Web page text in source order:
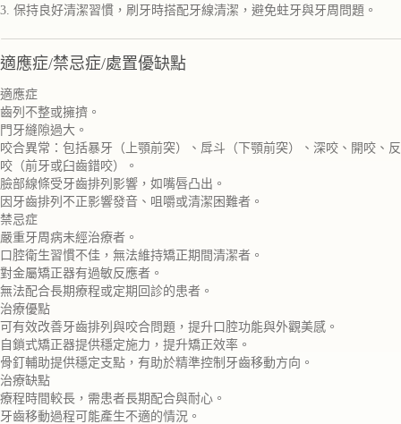
3. 保持良好清潔習慣，刷牙時搭配牙線清潔，避免蛀牙與牙周問題。
適應症/禁忌症/處置優缺點
適應症
齒列不整或擁擠。
門牙縫隙過大。
咬合異常：包括暴牙（上顎前突）、戽斗（下顎前突）、深咬、開咬、反
咬（前牙或臼齒錯咬）。
臉部線條受牙齒排列影響，如嘴唇凸出。
因牙齒排列不正影響發音、咀嚼或清潔困難者。
禁忌症
嚴重牙周病未經治療者。
口腔衛生習慣不佳，無法維持矯正期間清潔者。
對金屬矯正器有過敏反應者。
無法配合長期療程或定期回診的患者。
治療優點
可有效改善牙齒排列與咬合問題，提升口腔功能與外觀美感。
自鎖式矯正器提供穩定施力，提升矯正效率。
骨釘輔助提供穩定支點，有助於精準控制牙齒移動方向。
治療缺點
療程時間較長，需患者長期配合與耐心。
牙齒移動過程可能產生不適的情況。